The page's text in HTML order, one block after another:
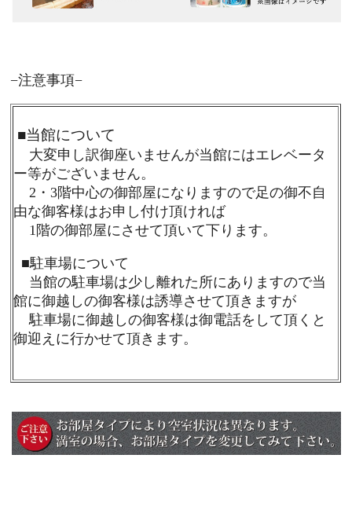
−注意事項−
■当館について
大変申し訳御座いませんが当館にはエレベータ
ー等がございません。
2・3階中心の御部屋になりますので足の御不自
由な御客様はお申し付け頂ければ
1階の御部屋にさせて頂いて下ります。
■駐車場について
当館の駐車場は少し離れた所にありますので当
館に御越しの御客様は誘導させて頂きますが
駐車場に御越しの御客様は御電話をして頂くと
御迎えに行かせて頂きます。